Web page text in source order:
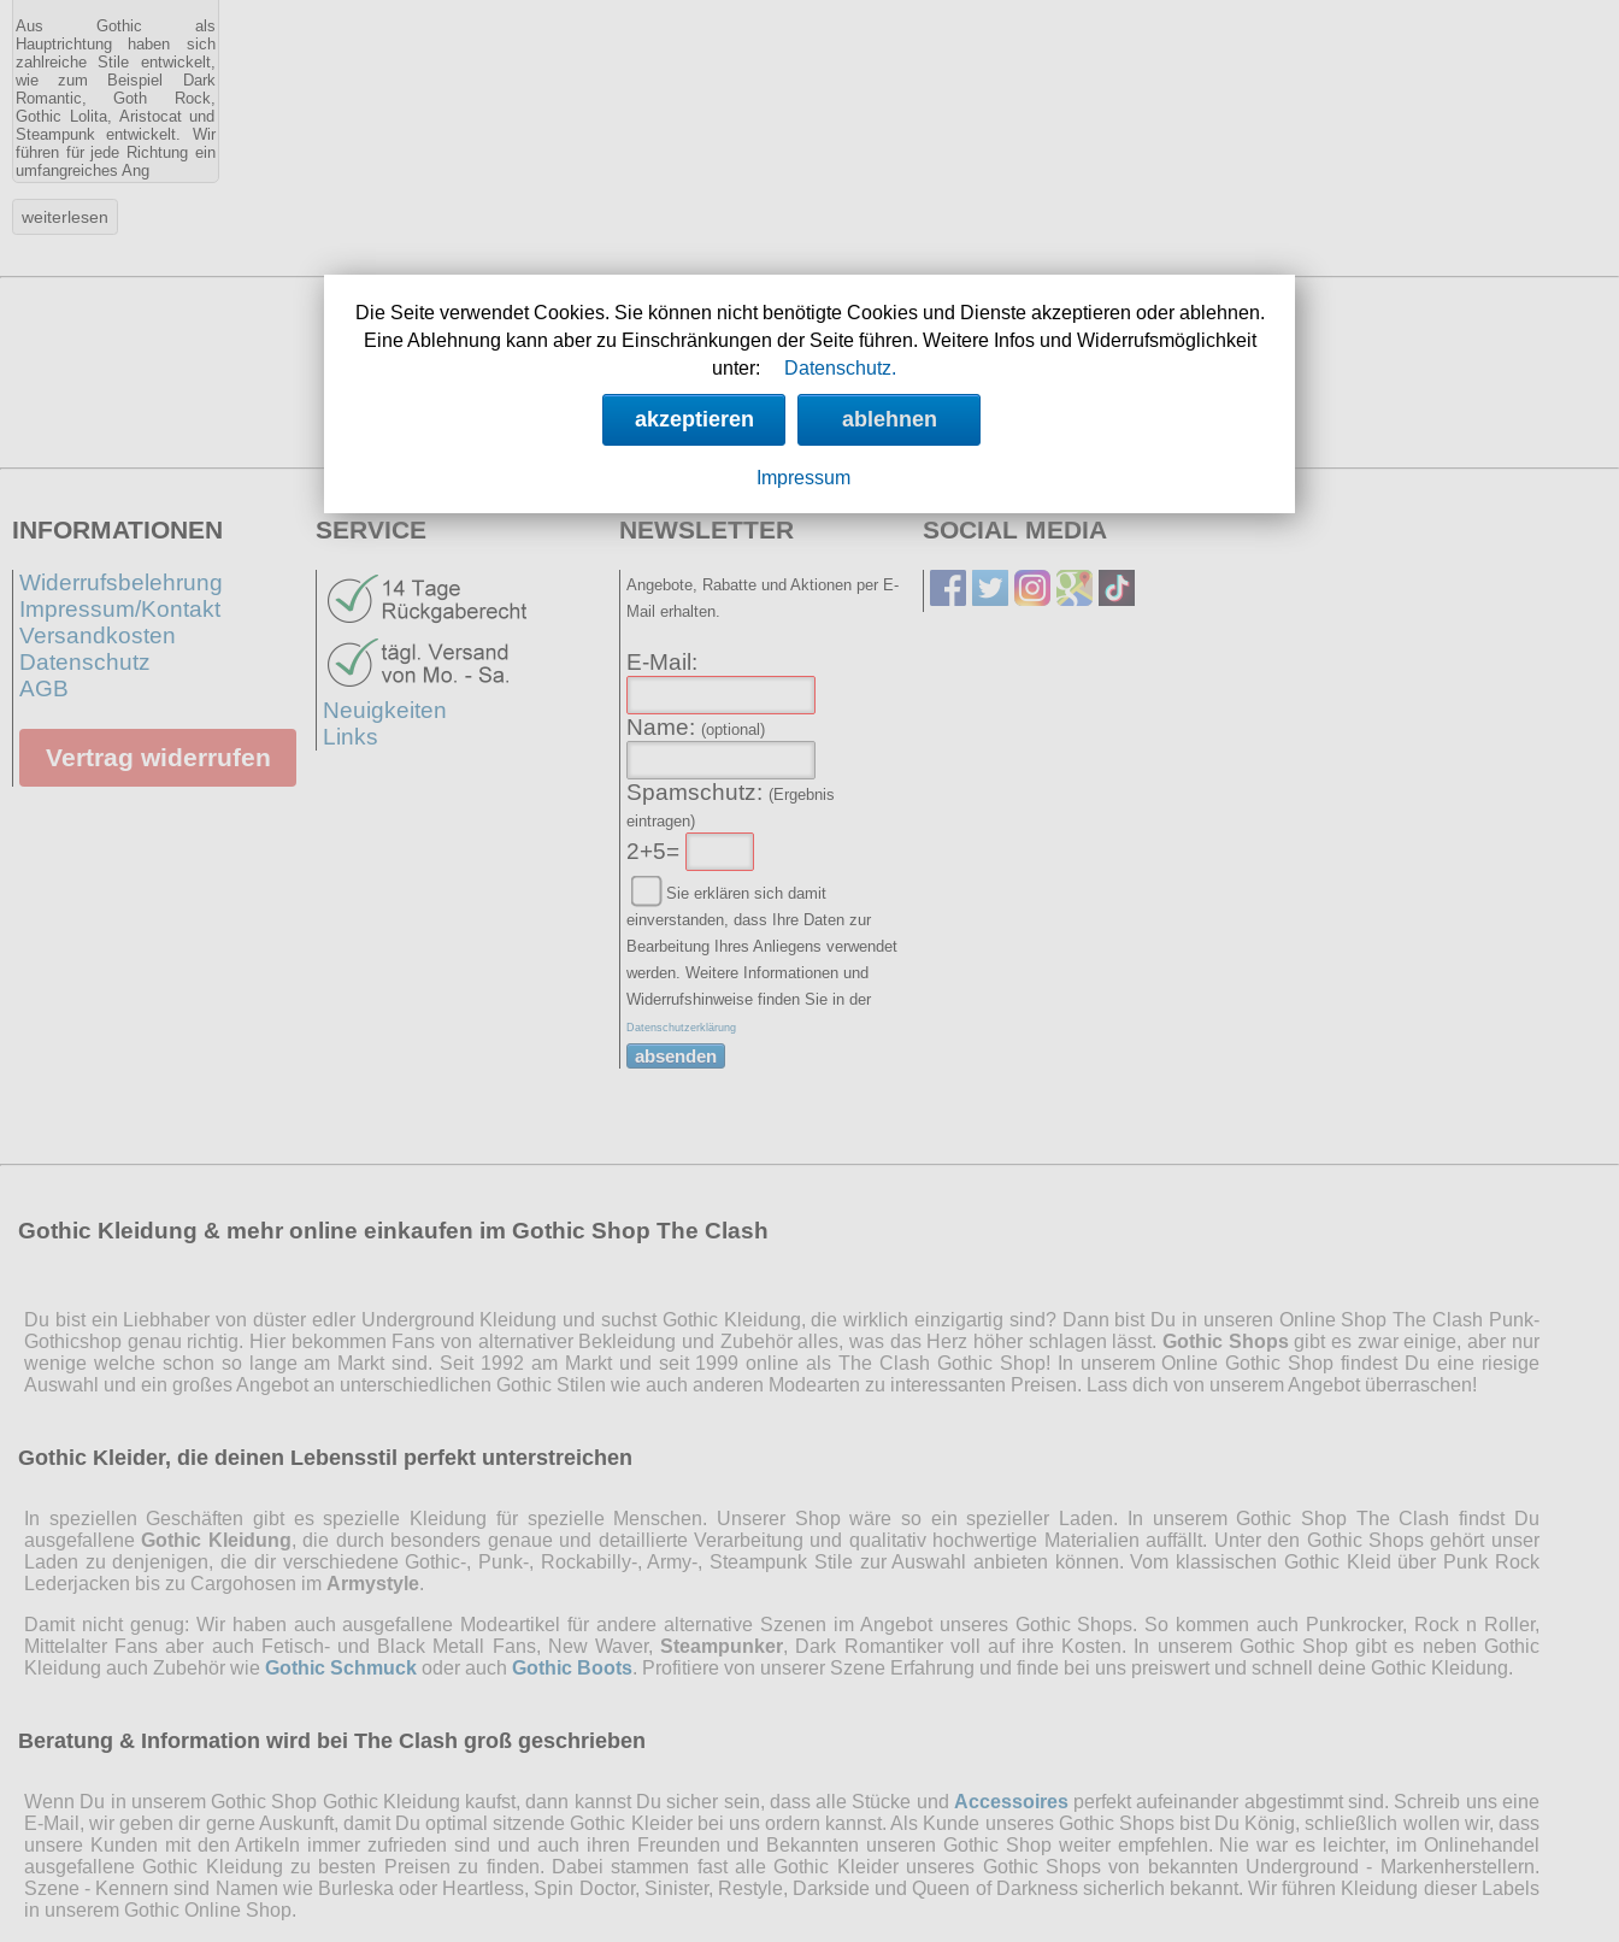
Aus Gothic als
Hauptrichtung haben sich
zahlreiche Stile entwickelt,
wie zum Beispiel Dark
Romantic, Goth Rock,
Gothic Lolita, Aristocat und
Steampunk entwickelt. Wir
führen für jede Richtung ein
umfangreiches Ang
Shop aktualisiert am:
08.08.2026
Nächste Auslieferung in:
0h 11m 10s
INFORMATIONEN
Widerrufsbelehrung
Impressum/Kontakt
Versandkosten
Datenschutz
AGB
Vertrag widerrufen
SERVICE
Neuigkeiten
Links
NEWSLETTER
Angebote, Rabatte und Aktionen per E-
Mail erhalten.
E-Mail:
Name: (optional)
Spamschutz: (Ergebnis
eintragen)
2+5=
Sie erklären sich damit
einverstanden, dass Ihre Daten zur
Bearbeitung Ihres Anliegens verwendet
werden. Weitere Informationen und
Widerrufshinweise finden Sie in der
Datenschutzerklärung
absenden
SOCIAL MEDIA
Gothic Kleidung & mehr online einkaufen im Gothic Shop The Clash
Du bist ein Liebhaber von düster edler Underground Kleidung und suchst Gothic Kleidung, die wirklich einzigartig sind? Dann bist Du in unseren Online Shop The Clash Punk-
Gothicshop genau richtig. Hier bekommen Fans von alternativer Bekleidung und Zubehör alles, was das Herz höher schlagen lässt. Gothic Shops gibt es zwar einige, aber nur
wenige welche schon so lange am Markt sind. Seit 1992 am Markt und seit 1999 online als The Clash Gothic Shop! In unserem Online Gothic Shop findest Du eine riesige
Auswahl und ein großes Angebot an unterschiedlichen Gothic Stilen wie auch anderen Modearten zu interessanten Preisen. Lass dich von unserem Angebot überraschen!
Gothic Kleider, die deinen Lebensstil perfekt unterstreichen
In speziellen Geschäften gibt es spezielle Kleidung für spezielle Menschen. Unserer Shop wäre so ein spezieller Laden. In unserem Gothic Shop The Clash findst Du
ausgefallene Gothic Kleidung, die durch besonders genaue und detaillierte Verarbeitung und qualitativ hochwertige Materialien auffällt. Unter den Gothic Shops gehört unser
Laden zu denjenigen, die dir verschiedene Gothic-, Punk-, Rockabilly-, Army-, Steampunk Stile zur Auswahl anbieten können. Vom klassischen Gothic Kleid über Punk Rock
Lederjacken bis zu Cargohosen im Armystyle.
Damit nicht genug: Wir haben auch ausgefallene Modeartikel für andere alternative Szenen im Angebot unseres Gothic Shops. So kommen auch Punkrocker, Rock n Roller,
Mittelalter Fans aber auch Fetisch- und Black Metall Fans, New Waver, Steampunker, Dark Romantiker voll auf ihre Kosten. In unserem Gothic Shop gibt es neben Gothic
Kleidung auch Zubehör wie Gothic Schmuck oder auch Gothic Boots. Profitiere von unserer Szene Erfahrung und finde bei uns preiswert und schnell deine Gothic Kleidung.
Beratung & Information wird bei The Clash groß geschrieben
Wenn Du in unserem Gothic Shop Gothic Kleidung kaufst, dann kannst Du sicher sein, dass alle Stücke und Accessoiresperfekt aufeinander abgestimmt sind. Schreib uns eine
E-Mail, wir geben dir gerne Auskunft, damit Du optimal sitzende Gothic Kleider bei uns ordern kannst. Als Kunde unseres Gothic Shops bist Du König, schließlich wollen wir, dass
unsere Kunden mit den Artikeln immer zufrieden sind und auch ihren Freunden und Bekannten unseren Gothic Shop weiter empfehlen. Nie war es leichter, im Onlinehandel
ausgefallene Gothic Kleidung zu besten Preisen zu finden. Dabei stammen fast alle Gothic Kleider unseres Gothic Shops von bekannten Underground - Markenherstellern.
Szene - Kennern sind Namen wie Burleska oder Heartless, Spin Doctor, Sinister, Restyle, Darkside und Queen of Darkness sicherlich bekannt. Wir führen Kleidung dieser Labels
in unserem Gothic Online Shop.
Die Seite verwendet Cookies. Sie können nicht benötigte Cookies und Dienste akzeptieren oder ablehnen.
Eine Ablehnung kann aber zu Einschränkungen der Seite führen. Weitere Infos und Widerrufsmöglichkeit
unter:
Datenschutz.
akzeptieren ablehnen
Impressum